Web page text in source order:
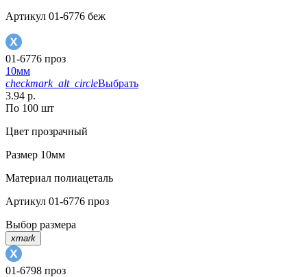
Артикул 01-6776 беж
01-6776 проз
10мм
checkmark_alt_circleВыбрать
3.94 р.
По 100 шт
Цвет прозрачный
Размер 10мм
Материал полиацеталь
Артикул 01-6776 проз
Выбор размера
xmark
01-6798 проз